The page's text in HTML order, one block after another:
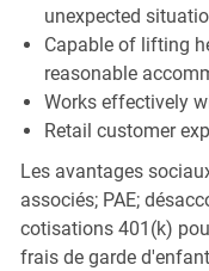
unexpected
Capable of lifting
reasonable
Works effectively
Retail customer
Les avantages
associés; PAE;
cotisations 401(k)
frais de garde